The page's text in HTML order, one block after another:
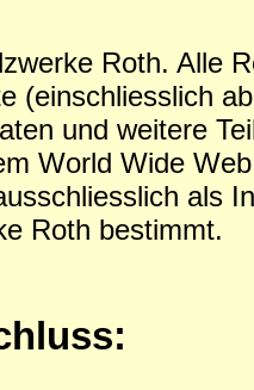
Roth. Alle
(einschliesslich
und weitere
World Wide
als
Roth bestimmt.